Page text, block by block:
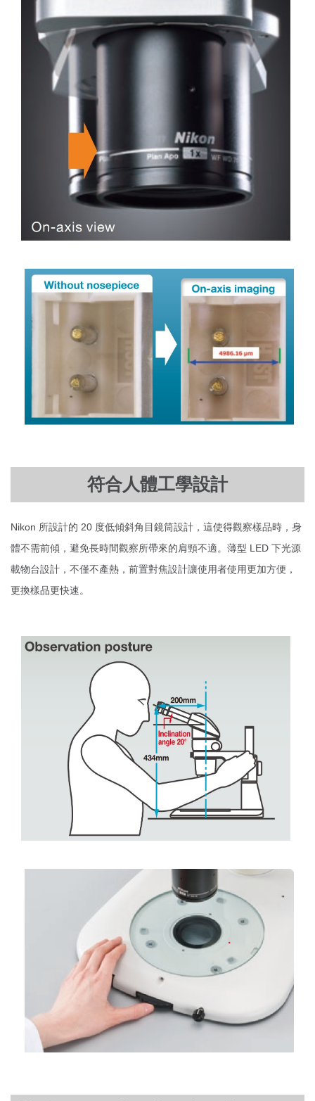
符合人體工學設計
Nikon 所設計的 20 度低傾斜角目鏡筒設計，這使得觀察樣品時，身
體不需前傾，避免長時間觀察所帶來的肩頸不適。薄型 LED 下光源
載物台設計，不僅不產熱，前置對焦設計讓使用者使用更加方便，
更換樣品更快速。